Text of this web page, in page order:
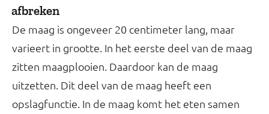
afbreken
De maag is ongeveer 20 centimeter lang, maar
varieert in grootte. In het eerste deel van de maag
zitten maagplooien. Daardoor kan de maag
uitzetten. Dit deel van de maag heeft een
opslagfunctie. In de maag komt het eten samen